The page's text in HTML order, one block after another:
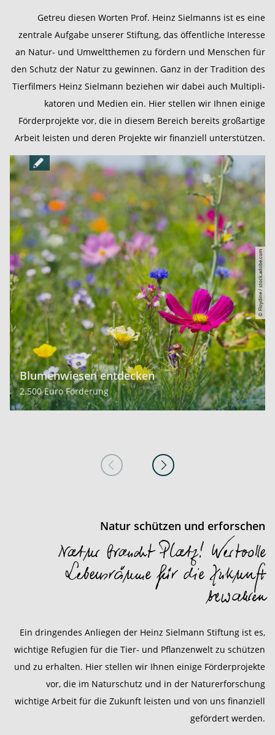
Getreu diesen Worten Prof. Heinz Sielmanns ist es eine
zentrale Aufgabe unserer Stiftung, das öffentliche Interesse
an Natur- und Umweltthemen zu fördern und Menschen für
den Schutz der Natur zu gewinnen. Ganz in der Tradition des
Tierfilmers Heinz Sielmann beziehen wir dabei auch Multipli­
katoren und Medien ein. Hier stellen wir Ihnen einige
Förderprojekte vor, die in diesem Bereich bereits großartige
Arbeit leisten und deren Projekte wir finanziell unterstützen.
Blumenwiesen entdecken
2.500 Euro Förderung
© Floydine / stock.adobe.com
Natur schützen und erforschen
Natur braucht Platz! Wertvolle
Lebensräume für die Zukunft
bewahren
Ein dringendes Anliegen der Heinz Sielmann Stiftung ist es,
wichtige Refugien für die Tier- und Pflanzenwelt zu schützen
und zu erhalten. Hier stellen wir Ihnen einige Förderprojekte
vor, die im Naturschutz und in der Naturerforschung
wichtige Arbeit für die Zukunft leisten und von uns finanziell
gefördert werden.